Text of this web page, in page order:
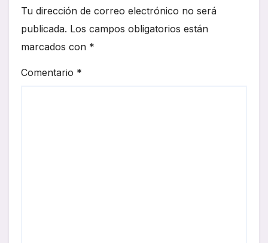
Tu dirección de correo electrónico no será
publicada. Los campos obligatorios están
marcados con *
Comentario *